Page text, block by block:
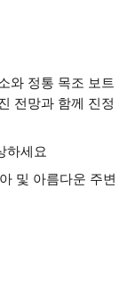
와 정통 목조 보트
전망과 함께 진정
하세요
및 아름다운 주변